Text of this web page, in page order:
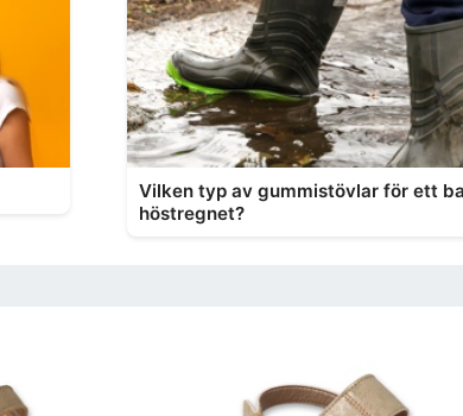
Vilken typ av gummistövlar för ett
höstregnet?